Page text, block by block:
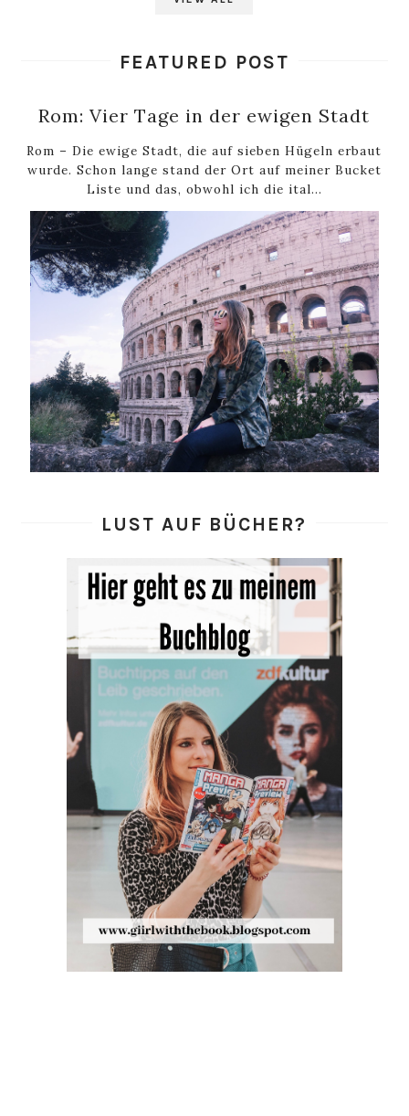
FEATURED POST
Rom: Vier Tage in der ewigen Stadt
Rom – Die ewige Stadt, die auf sieben Hügeln erbaut
wurde. Schon lange stand der Ort auf meiner Bucket
Liste und das, obwohl ich die ital...
LUST AUF BÜCHER?